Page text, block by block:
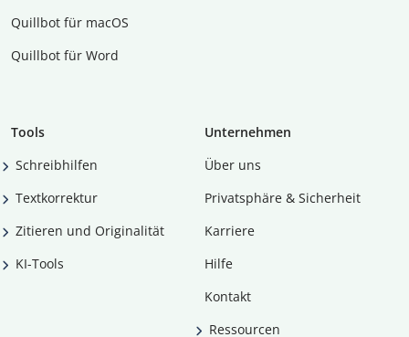
Quillbot für macOS
Quillbot für Word
Tools
Schreibhilfen
Textkorrektur
Zitieren und Originalität
KI-Tools
Unternehmen
Über uns
Privatsphäre & Sicherheit
Karriere
Hilfe
Kontakt
Ressourcen